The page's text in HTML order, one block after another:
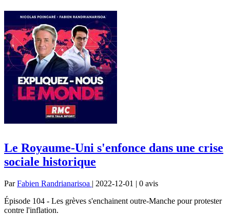
Le Royaume-Uni s'enfonce dans une crise
sociale historique
ParFabien Randrianarisoa | 2022-12-01 | 0 avis
Épisode 104 - Les grèves s'enchainent outre-Manche pour protester
contre l'inflation.